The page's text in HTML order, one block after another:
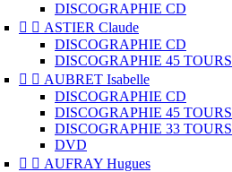
DISCOGRAPHIE CD
  ASTIER Claude
DISCOGRAPHIE CD
DISCOGRAPHIE 45 TOURS
  AUBRET Isabelle
DISCOGRAPHIE CD
DISCOGRAPHIE 45 TOURS
DISCOGRAPHIE 33 TOURS
DVD
  AUFRAY Hugues